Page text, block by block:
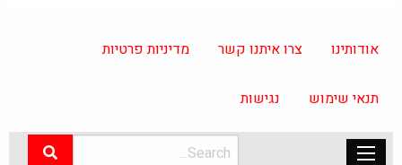
אודותינו צרו איתנו קשר מדיניות פרטיות
תנאי שימוש נגישות